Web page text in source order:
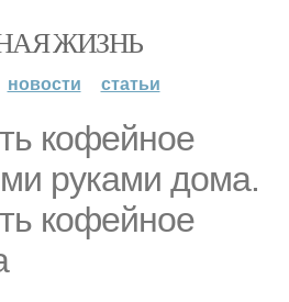
ЖИЗНЬ
новости статьи
кофейное
руками дома.
кофейное